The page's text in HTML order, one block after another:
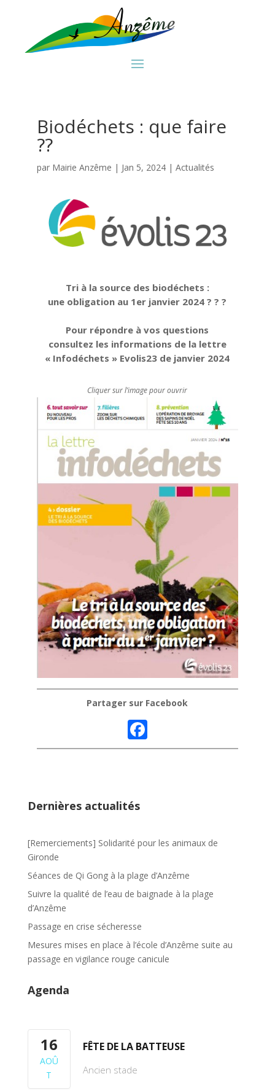
Biodéchets : que faire
??
par Mairie Anzême | Jan 5, 2024| Actualités
Tri à la source des biodéchets :
une obligation au 1er janvier 2024 ? ? ?
Pour répondre à vos questions
consultez les informations de la lettre
« Infodéchets » Evolis23 de janvier 2024
Cliquer sur l’image pour ouvrir
Partager sur Facebook
ac
k
Dernières actualités
[Remerciements] Solidarité pour les animaux de
Gironde
Séances de Qi Gong à la plage d’Anzême
Suivre la qualité de l’eau de baignade à la plage
d’Anzême
Passage en crise sécheresse
Mesures mises en place à l’école d’Anzême suite au
passage en vigilance rouge canicule
Agenda
16
AOÛ
T
FÊTE DE LA BATTEUSE
Ancien stade